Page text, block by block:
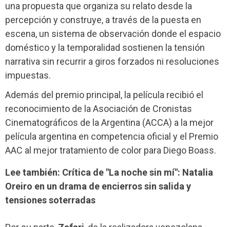
una propuesta que organiza su relato desde la
percepción y construye, a través de la puesta en
escena, un sistema de observación donde el espacio
doméstico y la temporalidad sostienen la tensión
narrativa sin recurrir a giros forzados ni resoluciones
impuestas.
Además del premio principal, la película recibió el
reconocimiento de la Asociación de Cronistas
Cinematográficos de la Argentina (ACCA) a la mejor
película argentina en competencia oficial y el Premio
AAC al mejor tratamiento de color para Diego Boass.
Lee también: Crítica de "La noche sin mí": Natalia
Oreiro en un drama de encierros sin salida y
tensiones soterradas